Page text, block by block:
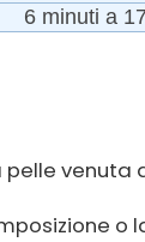
6 minuti a
venuta
o